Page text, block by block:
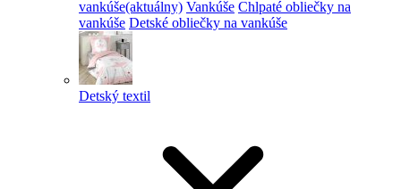
vankúše(aktuálny) Vankúše Chlpaté obliečky na
vankúše Detské obliečky na vankúše
Detský textil